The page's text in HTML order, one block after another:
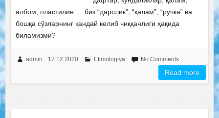
албом, пластилин … биз “дарслик”, “қалам”, “ручка” ва
бошқа сўзларнинг қандай келиб чиққанлиги ҳақида
биламизми?
admin 17.12.2020 Etimologiya No Comments
Read more